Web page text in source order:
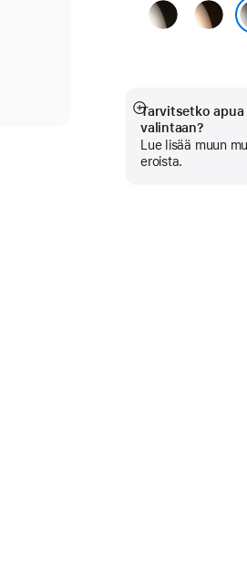
Luonnon­­
vaalea
Kulta
Tarvitsetko
valintaan?
Lue lisää muun
eroista.
Näytä
lisää